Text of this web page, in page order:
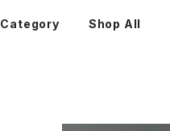
Category Shop All